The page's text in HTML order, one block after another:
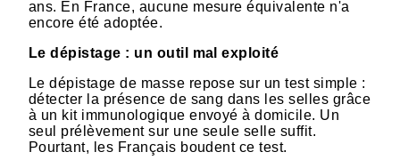
ans. En France, aucune mesure équivalente n'a
encore été adoptée.
Le dépistage : un outil mal exploité
Le dépistage de masse repose sur un test simple :
détecter la présence de sang dans les selles grâce
à un kit immunologique envoyé à domicile. Un
seul prélèvement sur une seule selle suffit.
Pourtant, les Français boudent ce test.